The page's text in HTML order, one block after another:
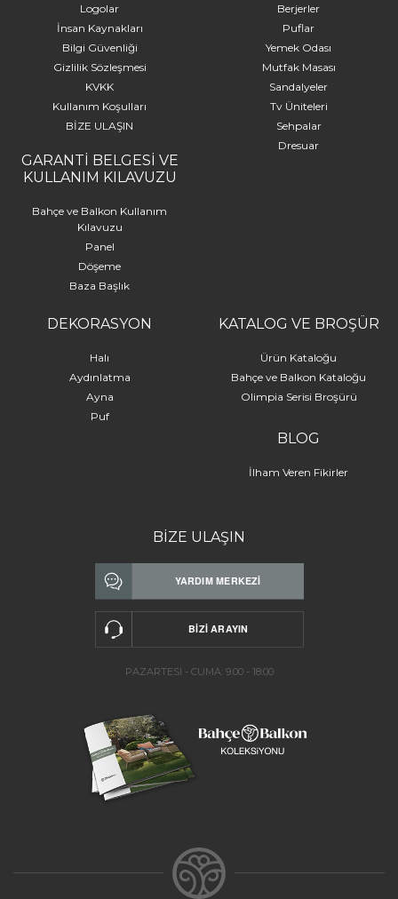
Logolar
İnsan Kaynakları
Bilgi Güvenliği
Gizlilik Sözleşmesi
KVKK
Kullanım Koşulları
BİZE ULAŞIN
GARANTİ BELGESİ VE
KULLANIM KILAVUZU
Bahçe ve Balkon Kullanım
Kılavuzu
Panel
Döşeme
Baza Başlık
Berjerler
Puflar
Yemek Odası
Mutfak Masası
Sandalyeler
Tv Üniteleri
Sehpalar
Dresuar
DEKORASYON
Halı
Aydınlatma
Ayna
Puf
KATALOG VE BROŞÜR
Ürün Kataloğu
Bahçe ve Balkon Kataloğu
Olimpia Serisi Broşürü
BLOG
İlham Veren Fikirler
BİZE ULAŞIN
PAZARTESİ - CUMA: 9.00 - 18:00